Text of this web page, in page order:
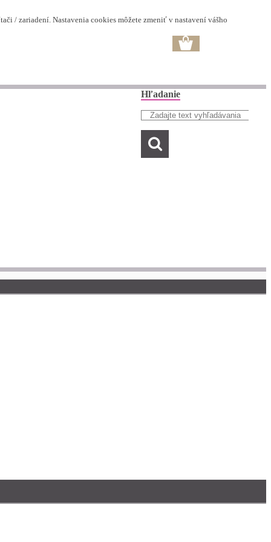
/ zariadení. Nastavenia cookies môžete zmeniť v nastavení vášho
Hľadanie